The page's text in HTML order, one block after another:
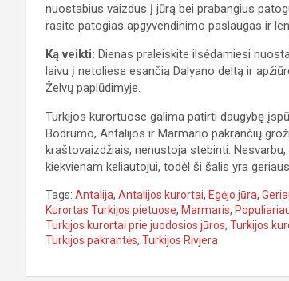
nuostabius vaizdus į jūrą bei prabangius
rasite patogias apgyvendinimo paslaugas ir
Ką veikti: Dienas praleiskite ilsėdamiesi
laivu į netoliese esančią Dalyano deltą ir
Želvų paplūdimyje.
Turkijos kurortuose galima patirti daugybę
Bodrumo, Antalijos ir Marmario pakrančių
kraštovaizdžiais, nenustoja stebinti.
kiekvienam keliautojui, todėl ši šalis yra
Tags: Antalija, Antalijos kurortai, Egėjo jūra,
Kurortas Turkijos pietuose, Marmaris,
Turkijos kurortai prie juodosios jūros, Turkijos
Turkijos pakrantės, Turkijos Rivjera